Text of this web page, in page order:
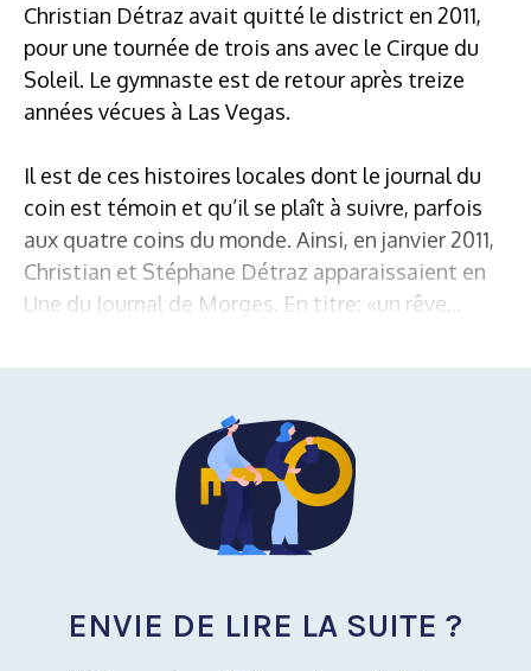
Christian Détraz avait quitté le district en 2011,
pour une tournée de trois ans avec le Cirque du
Soleil. Le gymnaste est de retour après treize
années vécues à Las Vegas.
Il est de ces histoires locales dont le journal du
coin est témoin et qu’il se plaît à suivre, parfois
aux quatre coins du monde. Ainsi, en janvier 2011,
Christian et Stéphane Détraz apparaissaient en
Une du Journal de Morges. En titre: «un rêve...
ENVIE DE LIRE LA SUITE ?